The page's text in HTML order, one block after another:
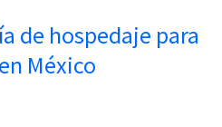
de hospedaje para
México